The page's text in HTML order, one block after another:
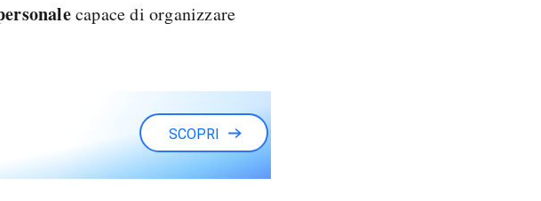
capace di organizzare
SCOPRI